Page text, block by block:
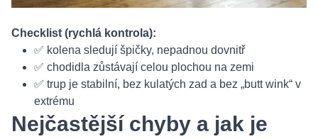
Checklist (rychlá kontrola):
✅ kolena sledují špičky, nepadnou dovnitř
✅ chodidla zůstávají celou plochou na zemi
✅ trup je stabilní, bez kulatých zad a bez „butt wink“ v
extrému
Nejčastější chyby a jak je